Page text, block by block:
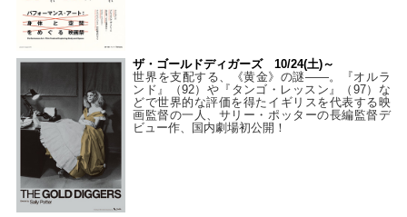
ザ・ゴールドディガーズ 10/24(土)～
世界を支配する、《黄金》の謎――。『オルラ
ンド』（92）や『タンゴ・レッスン』（97）な
どで世界的な評価を得たイギリスを代表する映
画監督の一人、サリー・ポッターの長編監督デ
ビュー作、国内劇場初公開！